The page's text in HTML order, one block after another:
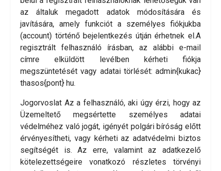
az általuk megadott adatok módosítására és
javítására, amely funkciót a személyes fiókjukba
(account) történő bejelentkezés útján érhetnek el.A
regisztrált felhasználó írásban, az alábbi e-mail
címre elküldött levélben kérheti fiókja
megszüntetését vagy adatai törlését: admin{kukac}
thasos{pont} hu.
Jogorvoslat Az a felhasználó, aki úgy érzi, hogy az
Üzemeltető megsértette személyes adatai
védelméhez való jogát, igényét polgári bíróság előtt
érvényesítheti, vagy kérheti az adatvédelmi biztos
segítségét is. Az erre, valamint az adatkezelő
kötelezettségeire vonatkozó részletes törvényi